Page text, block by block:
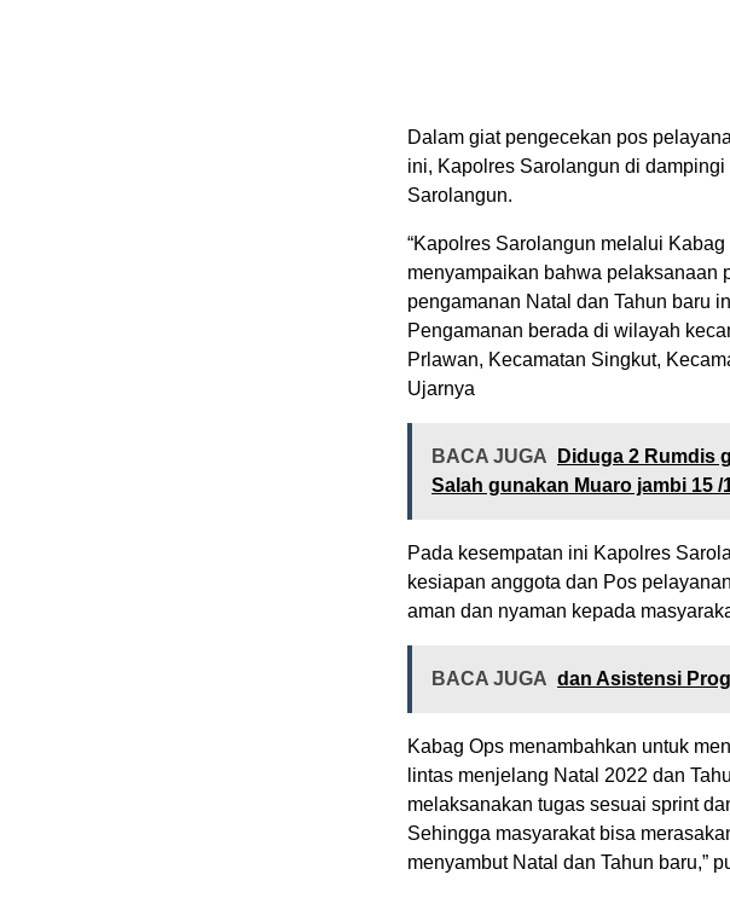
Dalam giat pengecekan pos
ini, Kapolres Sarolangun di
Sarolangun.
“Kapolres Sarolangun melalui
menyampaikan bahwa pelaksanaan
pengamanan Natal dan Tahun baru
Pengamanan berada di wilayah
Prlawan, Kecamatan Singkut,
Ujarnya
BACA JUGA
Diduga 2 Rumdis
Salah gunakan Muaro jambi 15 /
Pada kesempatan ini Kapolres
kesiapan anggota dan Pos
aman dan nyaman kepada
BACA JUGA dan Asistensi
Kabag Ops menambahkan untuk
lintas menjelang Natal 2022 dan
melaksanakan tugas sesuai sprint
Sehingga masyarakat bisa
menyambut Natal dan Tahun baru,”